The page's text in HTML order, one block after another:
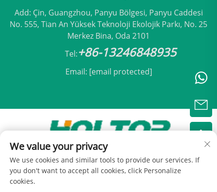
Add: Çin, Guangzhou, Panyu Bölgesi, Panyu Caddesi
No. 555, Tian An Yüksek Teknoloji Ekolojik Parkı, No. 25
Merkez Bina, Oda 2101
Tel:+86-13246848935
Email: [email protected]
Telif hakkı © 2025 Pekin Holtop Klima Şirketi, Ltd
tarafından - Gizlilik Politikası
We value your privacy
We use cookies and similar tools to provide our services. If
you don't want to accept all cookies, click Personalize
cookies.